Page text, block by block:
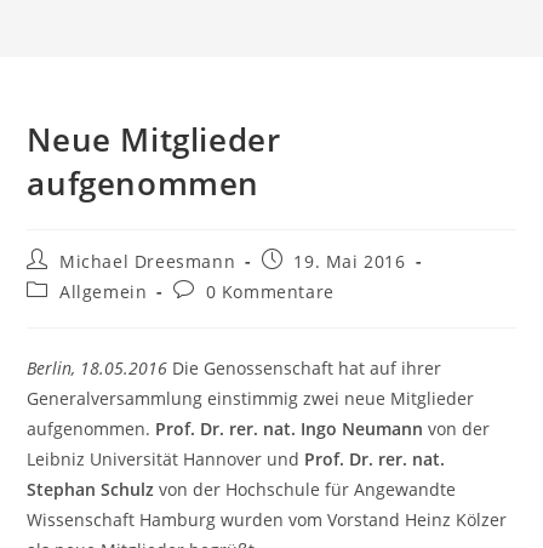
Neue Mitglieder
aufgenommen
Michael Dreesmann
19. Mai 2016
Allgemein
0 Kommentare
Berlin, 18.05.2016 Die Genossenschaft hat auf ihrer
Generalversammlung einstimmig zwei neue Mitglieder
aufgenommen. Prof. Dr. rer. nat. Ingo Neumann von der
Leibniz Universität Hannover und Prof. Dr. rer. nat.
Stephan Schulz von der Hochschule für Angewandte
Wissenschaft Hamburg wurden vom Vorstand Heinz Kölzer